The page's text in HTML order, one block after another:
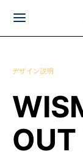
デザイン説明